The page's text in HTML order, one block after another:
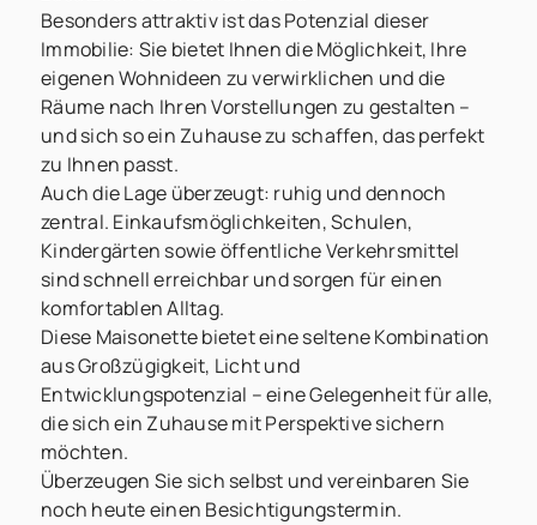
Besonders attraktiv ist das Potenzial dieser
Immobilie: Sie bietet Ihnen die Möglichkeit, Ihre
eigenen Wohnideen zu verwirklichen und die
Räume nach Ihren Vorstellungen zu gestalten –
und sich so ein Zuhause zu schaffen, das perfekt
zu Ihnen passt.
Auch die Lage überzeugt: ruhig und dennoch
zentral. Einkaufsmöglichkeiten, Schulen,
Kindergärten sowie öffentliche Verkehrsmittel
sind schnell erreichbar und sorgen für einen
komfortablen Alltag.
Diese Maisonette bietet eine seltene Kombination
aus Großzügigkeit, Licht und
Entwicklungspotenzial – eine Gelegenheit für alle,
die sich ein Zuhause mit Perspektive sichern
möchten.
Überzeugen Sie sich selbst und vereinbaren Sie
noch heute einen Besichtigungstermin.